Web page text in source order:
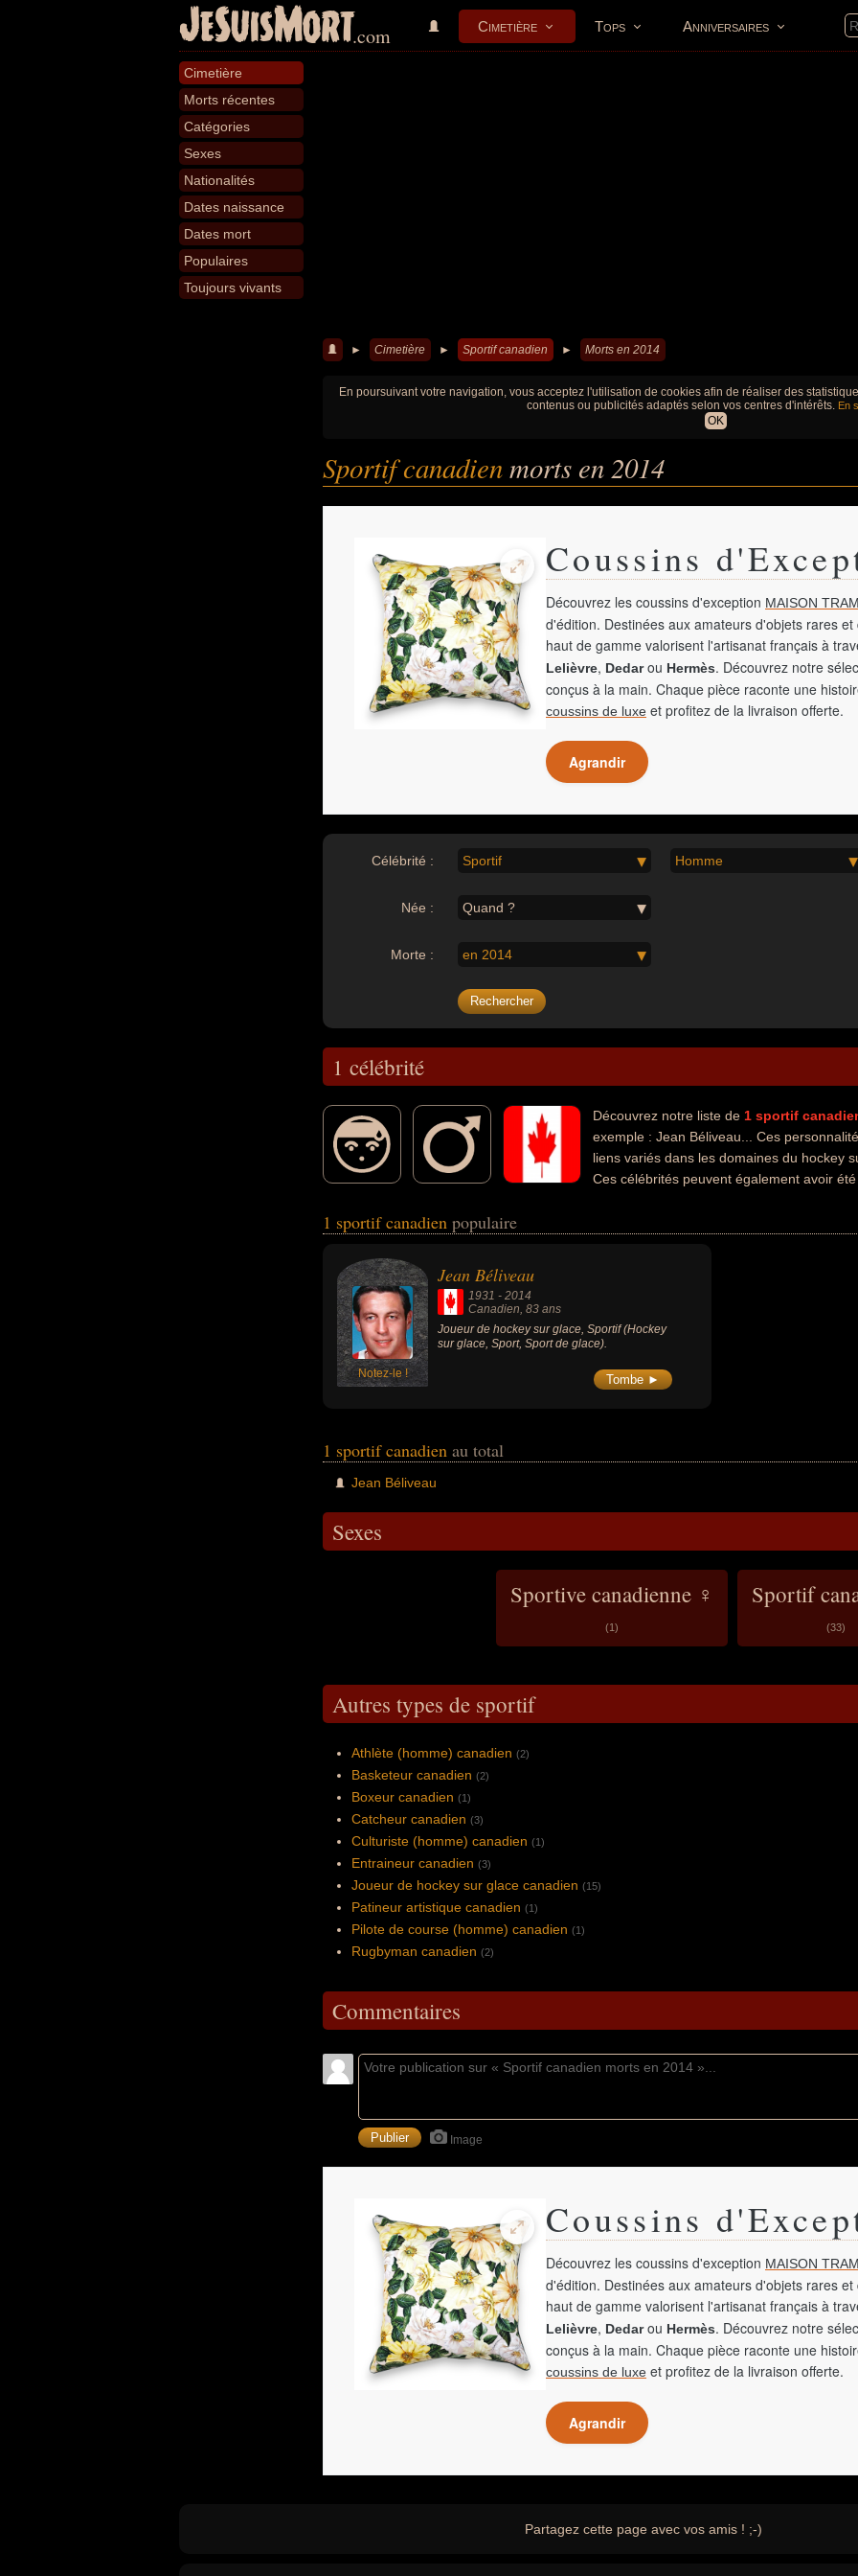
JeSuisMort.com Cimetière Tops Anniversaires
Cimetière
Morts récentes
Catégories
Sexes
Nationalités
Dates naissance
Dates mort
Populaires
Toujours vivants
► Cimetière ► Sportif canadien ► Morts en 2014
En poursuivant votre navigation, vous acceptez l'utilisation de cookies afin de réaliser des
contenus ou publicités adaptés selon vos centres d'intérêts. En
OK
Sportif canadienmorts en 2014
Coussins
Découvrez les coussins d'exception MAISON
d'édition. Destinées aux amateurs d'objets rares
haut de gamme valorisent l'artisanat français à
Lelièvre, Dedarou Hermès. Découvrez notre
conçus à la main. Chaque pièce raconte une
coussins de luxe et profitez de la livraison offerte.
Agrandir
Célébrité : Sportif Homme
Née : Quand ?
Morte : en 2014
1 célébrité
Découvrez notre liste de 1 sportif
exemple : Jean Béliveau... Ces
liens variés dans les domaines du hockey
Ces célébrités peuvent également avoir
1 sportif canadien populaire
Notez-le !
Jean Béliveau
1931 - 2014
Canadien, 83 ans
Joueur de hockey sur glace, Sportif (Hockey
sur glace, Sport, Sport de glace).
Tombe ►
1 sportif canadien au total
Jean Béliveau
Sexes
Sportive canadienne ♀
(1)
Sportif
(33)
Autres types de sportif
Athlète (homme) canadien (2)
Basketeur canadien (2)
Boxeur canadien (1)
Catcheur canadien (3)
Culturiste (homme) canadien (1)
Entraineur canadien (3)
Joueur de hockey sur glace canadien (15)
Patineur artistique canadien (1)
Pilote de course (homme) canadien (1)
Rugbyman canadien (2)
Commentaires
Image
Coussins
Découvrez les coussins d'exception MAISON
d'édition. Destinées aux amateurs d'objets rares
haut de gamme valorisent l'artisanat français à
Lelièvre, Dedarou Hermès. Découvrez notre
conçus à la main. Chaque pièce raconte une
coussins de luxe et profitez de la livraison offerte.
Agrandir
Partagez cette page avec vos amis ! ;-)